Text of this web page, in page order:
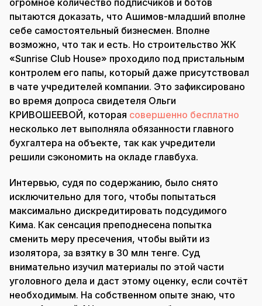
пытаются доказать, что Ашимов-младший вполне
себе самостоятельный бизнесмен. Вполне
возможно, что так и есть. Но строительство ЖК
«Sunrise Club House» проходило под пристальным
контролем его папы, который даже присутствовал
в чате учредителей компании. Это зафиксировано
во время допроса свидетеля Ольги
КРИВОШЕЕВОЙ, которая совершенно бесплатно
несколько лет выполняла обязанности главного
бухгалтера на объекте, так как учредители
решили сэкономить на окладе главбуха.
Интервью, судя по содержанию, было снято
исключительно для того, чтобы попытаться
максимально дискредитировать подсудимого
Кима. Как сенсация преподнесена попытка
сменить меру пресечения, чтобы выйти из
изолятора, за взятку в 30 млн тенге. Суд
внимательно изучил материалы по этой части
уголовного дела и даст этому оценку, если сочтёт
необходимым. На собственном опыте знаю, что